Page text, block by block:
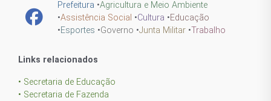
Prefeitura •Agricultura e Meio Ambiente
•Assistência Social •Cultura •Educação
•Esportes •Governo •Junta Militar •Trabalho
Links relacionados
• Secretaria de Educação
• Secretaria de Fazenda